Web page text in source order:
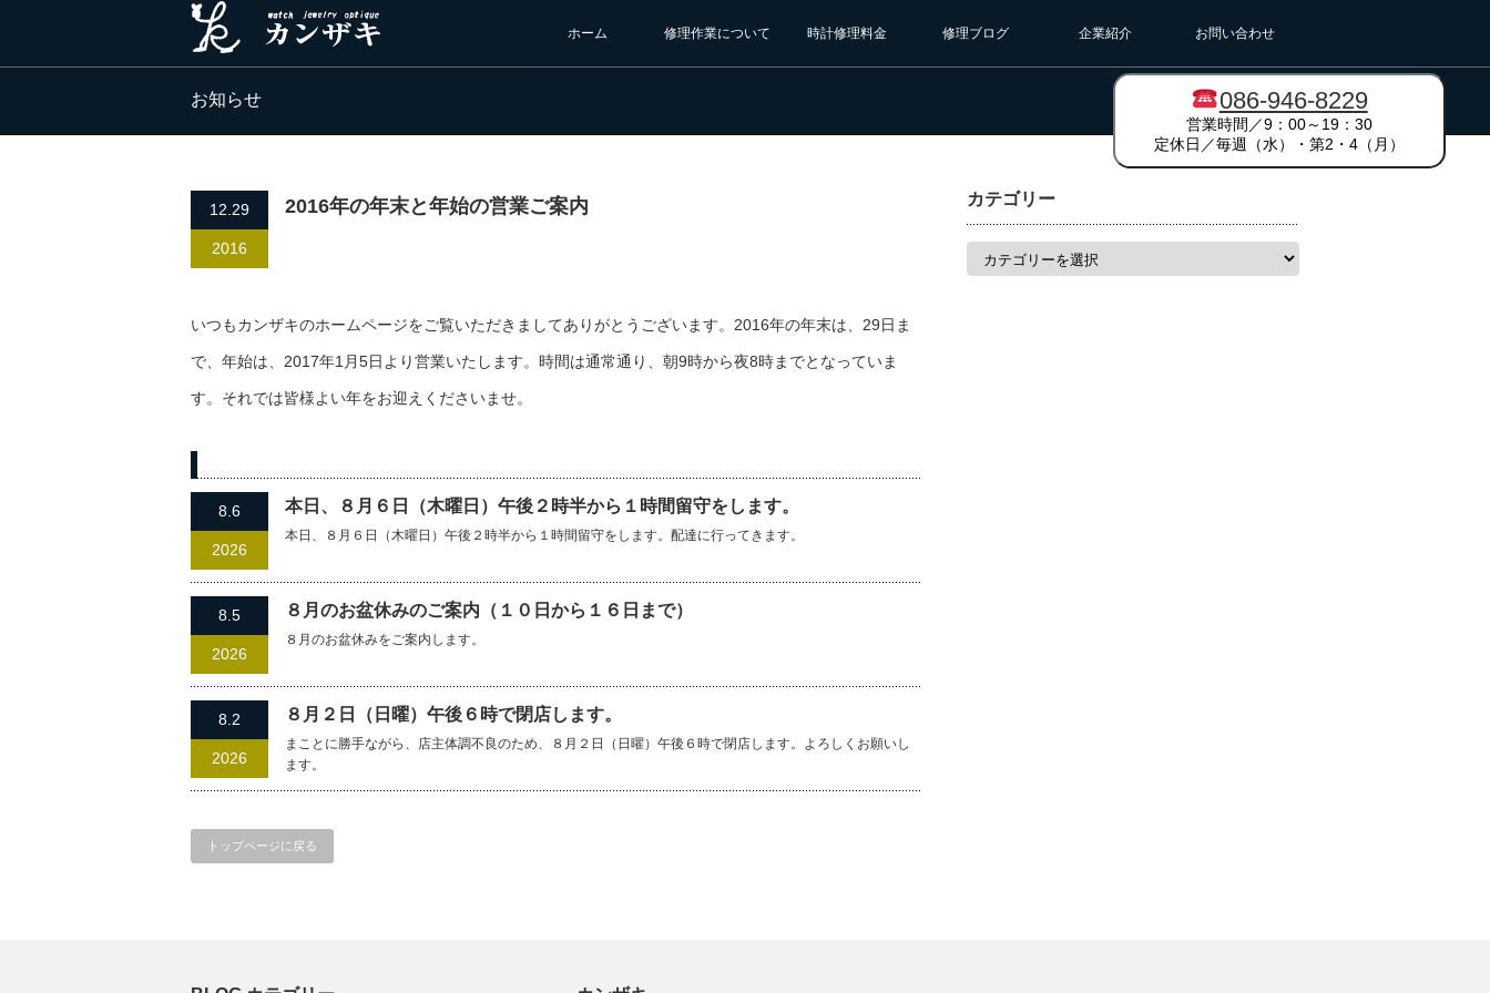
ホーム 修理作業について 時計修理料金 修理ブログ 企業紹介 お問い合わせ
お知らせ
12.29
2016
2016年の年末と年始の営業ご案内
いつもカンザキのホームページをご覧いただきましてありがとうございます。2016年の年末は、29日ま
で、年始は、2017年1月5日より営業いたします。時間は通常通り、朝9時から夜8時までとなっていま
す。それでは皆様よい年をお迎えくださいませ。
8.6
2026
本日、８月６日（木曜日）午後２時半から１時間留守をします。
本日、８月６日（木曜日）午後２時半から１時間留守をします。配達に行ってきます。
8.5
2026
８月のお盆休みのご案内（１０日から１６日まで）
８月のお盆休みをご案内します。
8.2
2026
８月２日（日曜）午後６時で閉店します。
まことに勝手ながら、店主体調不良のため、８月２日（日曜）午後６時で閉店します。よろしくお願いし
ます。
トップページに戻る
カテゴリー
カ
086-946-8229
営業時間／9：00～19：30
定休日／毎週（水）・第2・4（月）